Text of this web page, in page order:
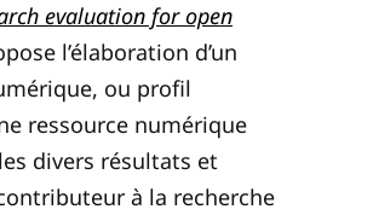
evaluation for open
l’élaboration d’un
ou profil
ressource numérique
divers résultats et
à la recherche